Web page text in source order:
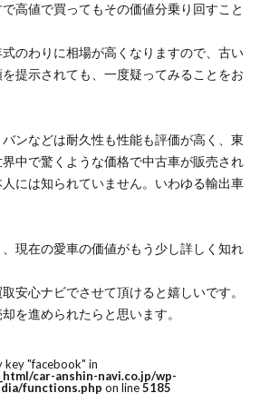
高値で買ってもその価値分乗り回すこと
のわりに相場が高くなりますので、古い
提示されても、一度疑ってみることをお
ンなどは耐久性も性能も評価が高く、東
中で驚くような価格で中古車が販売され
には知られていません。いわゆる輸出車
現在の愛車の価値がもう少し詳しく知れ
安心ナビでさせて頂けると嬉しいです。
を進められたらと思います。
key "facebook" in
car-anshin-navi.co.jp/wp-
functions.php on line5185